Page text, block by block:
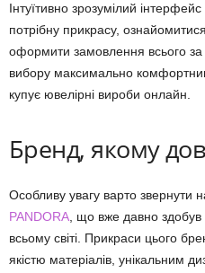
Інтуїтивно зрозумілий
потрібну прикрасу,
оформити замовлення всього за
вибору максимально
купує ювелірні вироби онлайн.
Бренд, якому
Особливу увагу варто звернути
PANDORA , що вже давно здобув
всьому світі. Прикраси цього
якістю матеріалів, унікальним